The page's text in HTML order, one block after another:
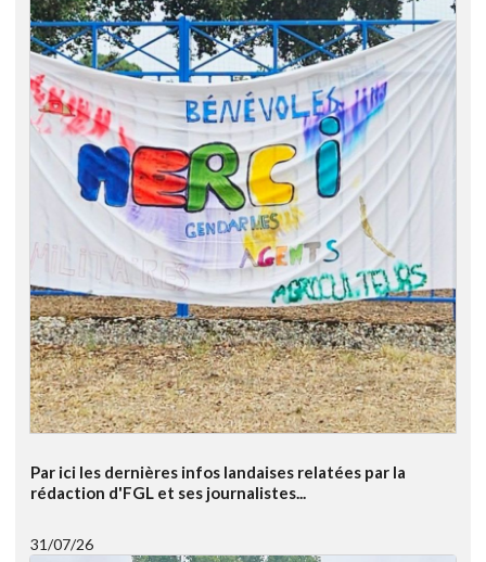
Par ici les dernières infos landaises relatées par la
rédaction d'FGL et ses journalistes...
31/07/26